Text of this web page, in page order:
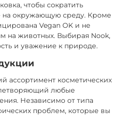
чтобы сократить
на окружающую среду. Кроме
Vegan OK и не
на животных. Выбирая Nook,
и уважение к природе.
ассортимент косметических
любые
Независимо от типа
проблем, которые вы